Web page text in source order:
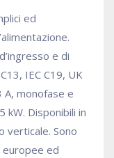
ed
e di
IEC C19, UK
A, monofase e
kW. Disponibili in
verticale. Sono
ed